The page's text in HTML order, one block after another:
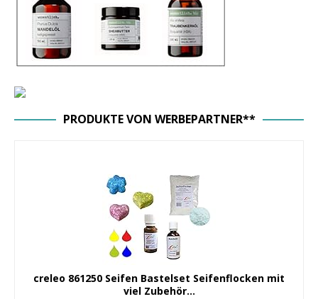
PRODUKTE VON WERBEPARTNER**
creleo 861250 Seifen Bastelset Seifenflocken mit
viel Zubehör...